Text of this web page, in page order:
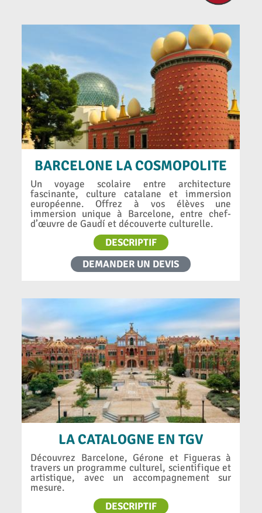
BARCELONE LA COSMOPOLITE
Un voyage scolaire entre architecture
fascinante, culture catalane et immersion
européenne. Offrez à vos élèves une
immersion unique à Barcelone, entre chef-
d’œuvre de Gaudí et découverte culturelle.
DESCRIPTIF
DEMANDER UN DEVIS
LA CATALOGNE EN TGV
Découvrez Barcelone, Gérone et Figueras à
travers un programme culturel, scientifique et
artistique, avec un accompagnement sur
mesure.
DESCRIPTIF